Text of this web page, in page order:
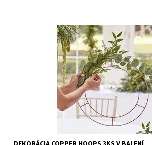
dekoracie medene obruce staci pridat listy,
v baleni velkost 40cm obruce v baleni je lanko